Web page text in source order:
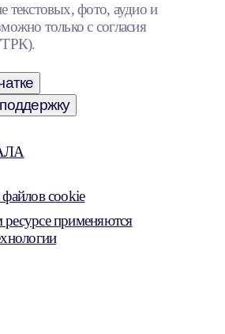
текстовых, фото, аудио и
только с согласия
cookie
применяются